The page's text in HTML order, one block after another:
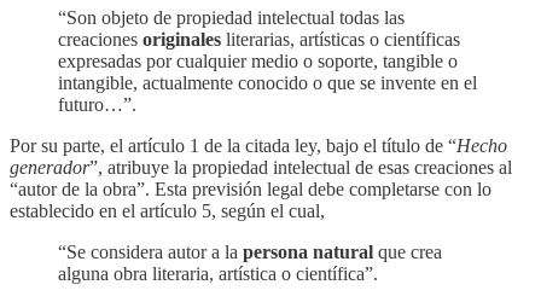
“Son objeto de propiedad intelectual todas las
creaciones originales literarias, artísticas o científicas
expresadas por cualquier medio o soporte, tangible o
intangible, actualmente conocido o que se invente en el
futuro…”.
Por su parte, el artículo 1 de la citada ley, bajo el título de “Hecho
generador”, atribuye la propiedad intelectual de esas creaciones al
“autor de la obra”. Esta previsión legal debe completarse con lo
establecido en el artículo 5, según el cual,
“Se considera autor a la persona natural que crea
alguna obra literaria, artística o científica”.